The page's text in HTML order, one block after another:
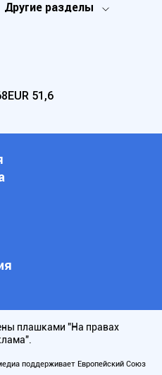
Другие разделы
EUR 51,6
плашками "На правах
поддерживает Европейский Союз